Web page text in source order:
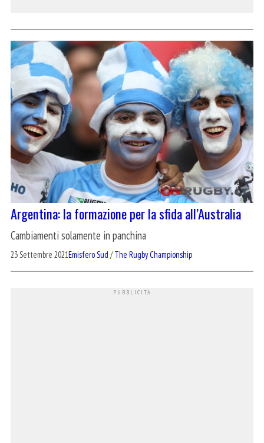
Argentina: la formazione per la sfida all’Australia
Cambiamenti solamente in panchina
23 Settembre 2021Emisfero Sud /The Rugby Championship